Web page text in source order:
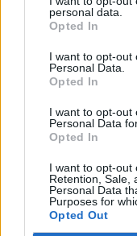
personal data.
Opted In
I want to opt-out
Personal Data.
Opted In
I want to opt-out
Personal Data
Opted In
I want to opt-out
Retention, Sale,
Personal Data
Purposes for
Opted Out
Αυτή η εξέταση
εναποθέσεις
προσοχής.
Επιλογές
πρόσωπο